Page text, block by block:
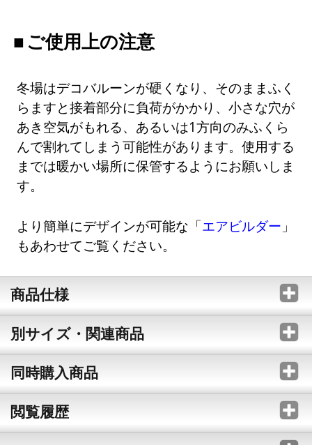
ご使用上の注意
冬場はデコバルーンが硬くなり、そのままふく
らますと接着部分に負荷がかかり、小さな穴が
あき空気がもれる、あるいは1方向のみふくら
んで割れてしまう可能性があります。使用する
までは暖かい場所に保管するようにお願いしま
す。
より簡単にデザインが可能な「エアビルダー 」
もあわせてご覧ください。
商品仕様
別サイズ・関連商品
同時購入商品
閲覧履歴